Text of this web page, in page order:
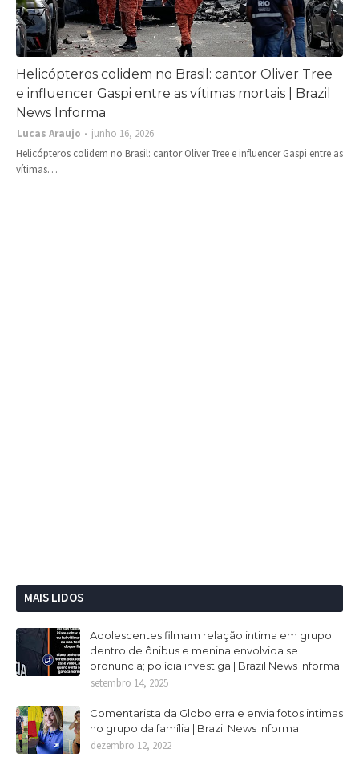
Helicópteros colidem no Brasil: cantor Oliver Tree
e influencer Gaspi entre as vítimas mortais | Brazil
News Informa
Lucas Araujo
junho 16, 2026
Helicópteros colidem no Brasil: cantor Oliver Tree e influencer Gaspi entre as
vítimas…
MAIS LIDOS
Adolescentes filmam relação intima em grupo
dentro de ônibus e menina envolvida se
pronuncia; polícia investiga | Brazil News Informa
setembro 14, 2025
Comentarista da Globo erra e envia fotos intimas
no grupo da família | Brazil News Informa
dezembro 12, 2022